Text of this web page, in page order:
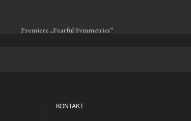
Premiere „Fearful Symmetries“
KONTAKT